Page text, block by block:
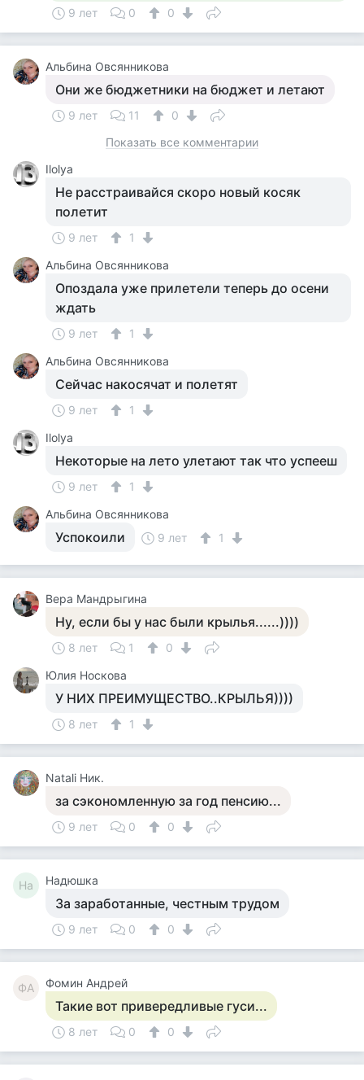
9 лет 0 0
Альбина Овсянникова
Они же бюджетники на бюджет и летают
9 лет 11
0
Показать все комментарии
Ilolya
Не расстраивайся скоро новый косяк
полетит
9 лет
1
Альбина Овсянникова
Опоздала уже прилетели теперь до осени
ждать
9 лет
1
Альбина Овсянникова
Сейчас накосячат и полетят
9 лет
1
Ilolya
Некоторые на лето улетают так что успееш
9 лет
1
Альбина Овсянникова
Успокоили 9 лет 1
Вера Мандрыгина
Ну, если бы у нас были крылья......))))
8 лет 1
0
Юлия Носкова
У НИХ ПРЕИМУЩЕСТВО..КРЫЛЬЯ))))
8 лет 1
Natali Ник.
за сэкономленную за год пенсию...
9 лет 0 0
На Надюшка
За заработанные, честным трудом
9 лет 0 0
ФА Фомин Андрей
Такие вот привередливые гуси...
8 лет 0 0